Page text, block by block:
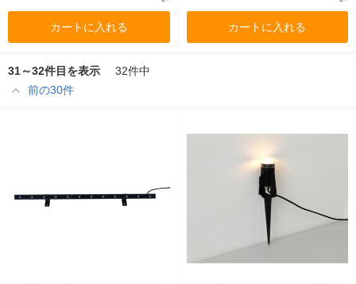
カートに入れる カートに入れる
31～32件目を表示
32件中
前の30件